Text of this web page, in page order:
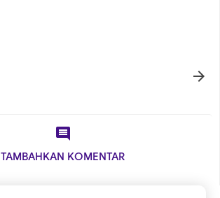


TAMBAHKAN KOMENTAR